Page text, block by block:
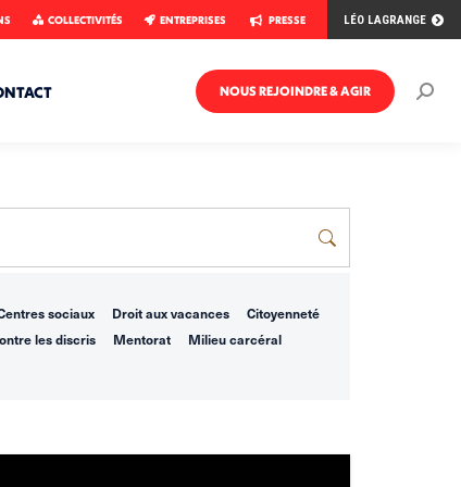
COLLECTIVITÉS ENTREPRISES PRESSE LÉO LAGRANGE
NOUS REJOINDRE & AGIR
sociaux Droit aux vacances
Citoyenneté
les discris Mentorat
Milieu carcéral